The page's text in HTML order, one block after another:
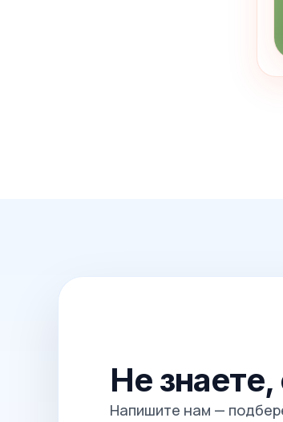
Не знаете,
Напишите нам —